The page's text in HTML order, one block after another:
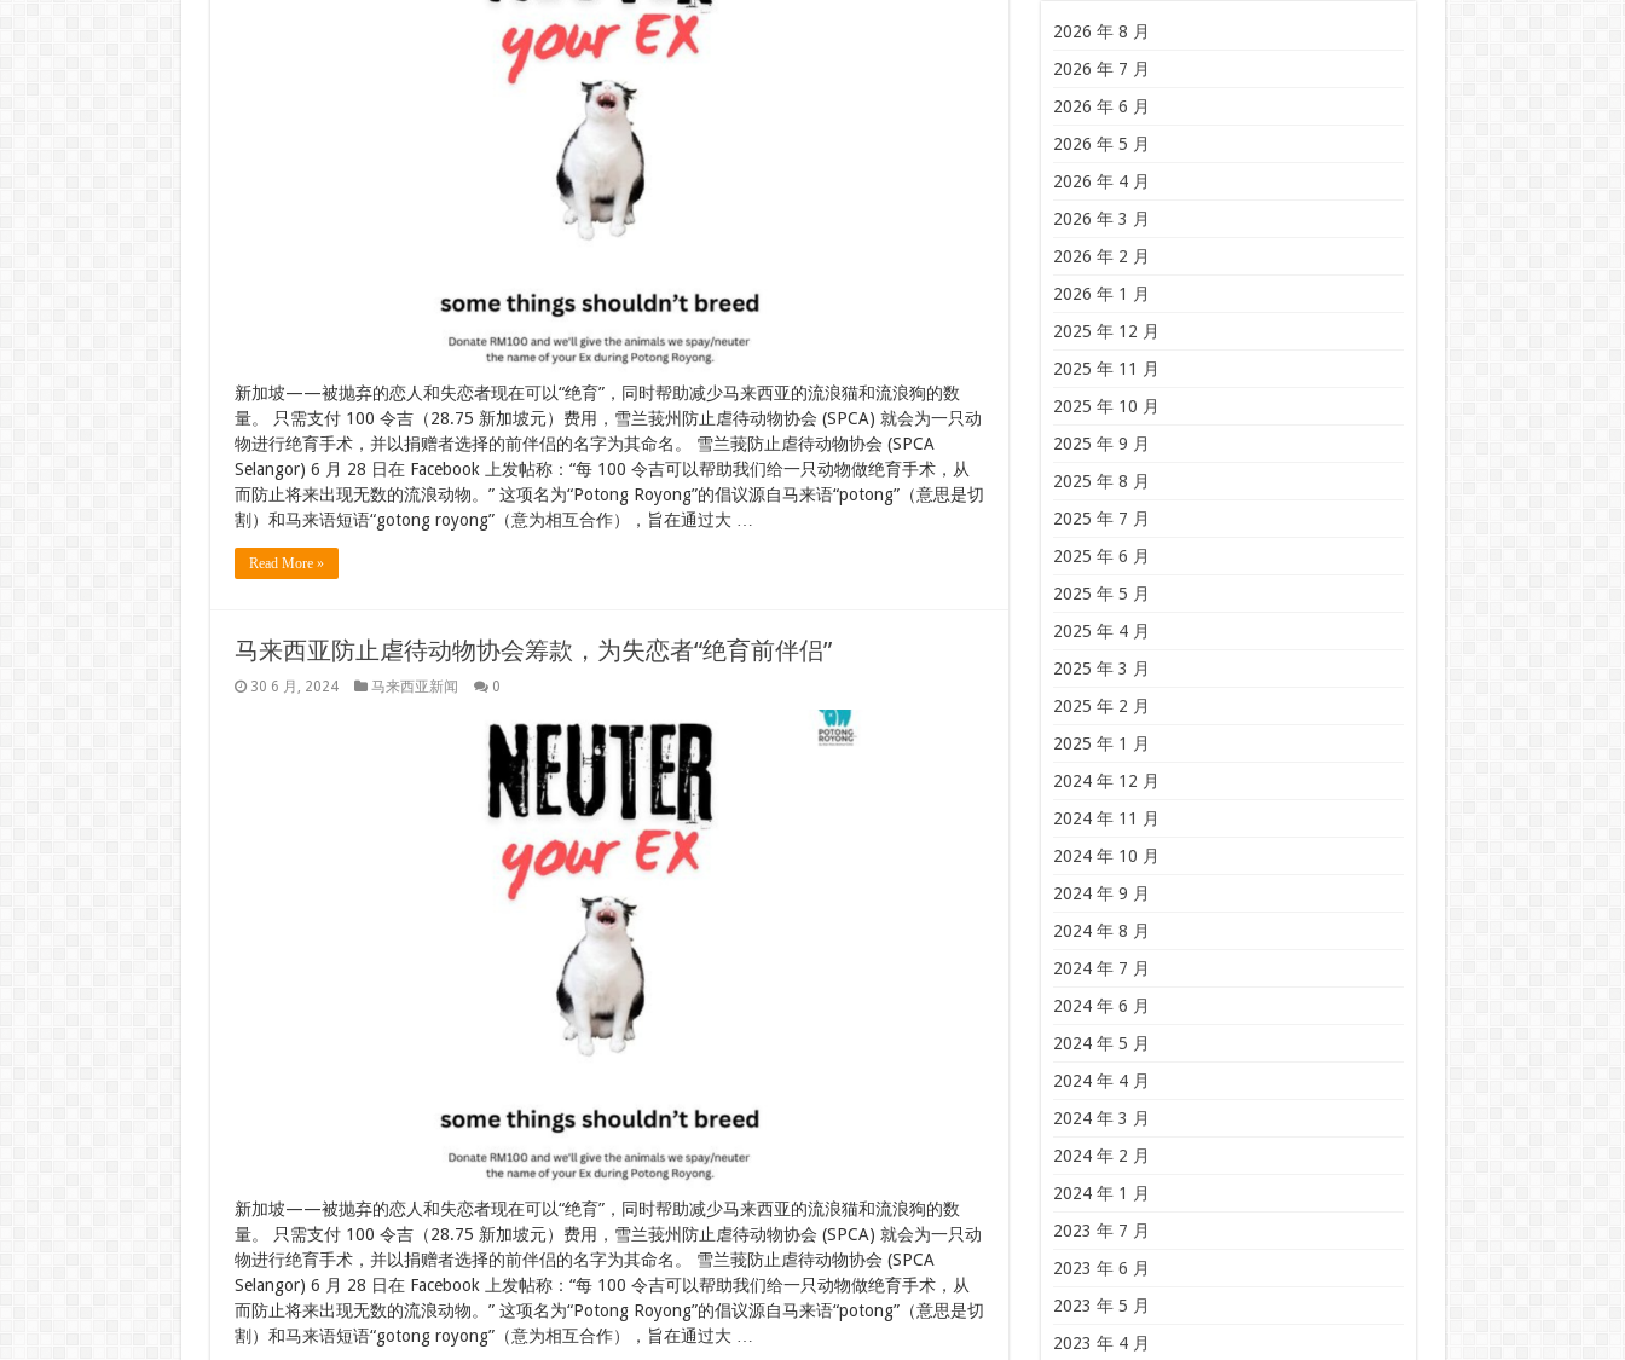
新加坡——被抛弃的恋人和失恋者现在可以“绝育”，同时帮助减少马来西亚的流浪猫和流浪狗的数
量。 只需支付 100 令吉（28.75 新加坡元）费用，雪兰莪州防止虐待动物协会 (SPCA) 就会为一只动
物进行绝育手术，并以捐赠者选择的前伴侣的名字为其命名。 雪兰莪防止虐待动物协会 (SPCA
Selangor) 6 月 28 日在 Facebook 上发帖称：“每 100 令吉可以帮助我们给一只动物做绝育手术，从
而防止将来出现无数的流浪动物。” 这项名为“Potong Royong”的倡议源自马来语“potong”（意思是切
割）和马来语短语“gotong royong”（意为相互合作），旨在通过大 …
Read More »
马来西亚防止虐待动物协会筹款，为失恋者“绝育前伴侣”
30 6 月, 2024 马来西亚新闻 0
新加坡——被抛弃的恋人和失恋者现在可以“绝育”，同时帮助减少马来西亚的流浪猫和流浪狗的数
量。 只需支付 100 令吉（28.75 新加坡元）费用，雪兰莪州防止虐待动物协会 (SPCA) 就会为一只动
物进行绝育手术，并以捐赠者选择的前伴侣的名字为其命名。 雪兰莪防止虐待动物协会 (SPCA
Selangor) 6 月 28 日在 Facebook 上发帖称：“每 100 令吉可以帮助我们给一只动物做绝育手术，从
而防止将来出现无数的流浪动物。” 这项名为“Potong Royong”的倡议源自马来语“potong”（意思是切
割）和马来语短语“gotong royong”（意为相互合作），旨在通过大 …
2026 年 8 月
2026 年 7 月
2026 年 6 月
2026 年 5 月
2026 年 4 月
2026 年 3 月
2026 年 2 月
2026 年 1 月
2025 年 12 月
2025 年 11 月
2025 年 10 月
2025 年 9 月
2025 年 8 月
2025 年 7 月
2025 年 6 月
2025 年 5 月
2025 年 4 月
2025 年 3 月
2025 年 2 月
2025 年 1 月
2024 年 12 月
2024 年 11 月
2024 年 10 月
2024 年 9 月
2024 年 8 月
2024 年 7 月
2024 年 6 月
2024 年 5 月
2024 年 4 月
2024 年 3 月
2024 年 2 月
2024 年 1 月
2023 年 7 月
2023 年 6 月
2023 年 5 月
2023 年 4 月